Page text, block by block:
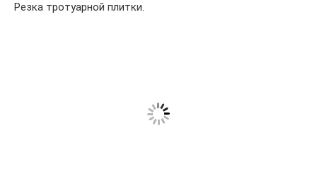
Резка тротуарной плитки.